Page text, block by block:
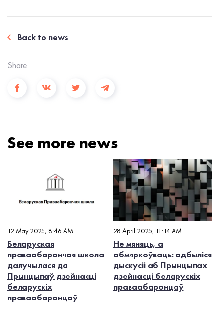
Back to news
Share
See more news
12 May 2025, 8:46 AM
Беларуская
праваабарончая школа
далучылася да
Прынцыпаў дзейнасці
беларускіх
праваабаронцаў
28 April 2025, 11:14 AM
Не мяняць, а
абмяркоўваць: адбыліся
дыскусіі аб Прынцыпах
дзейнасці беларускіх
праваабаронцаў